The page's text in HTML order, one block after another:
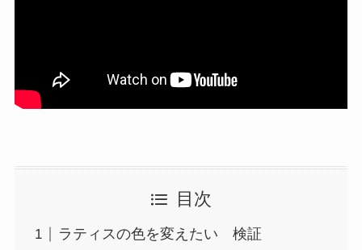
目次
ラティスの色を変えたい 検証